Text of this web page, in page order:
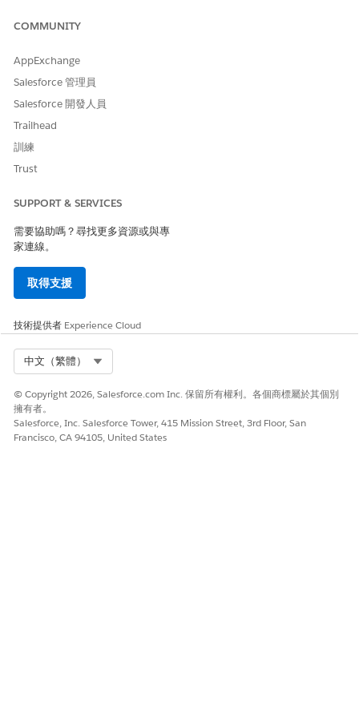
沒有驗證可限制「提供者參與合規性週期」記錄的手動狀態更
標籤可視性來控制這些記錄的存取權。
當提供者參與合規性正在進行中時,建議您避免移轉至
Agentforce Life Sciences Cloud。不過,如果您必須移轉,則會
從舊版系統移轉目前提供者參與合規性資料,例如照護計畫、照
護計畫產品、動作計畫。移轉期間,系統驗證和限制建立或更新
資料。
解除鎖定造訪不會自動將造訪狀態更新為「進行中」。您可以設
在您深入瞭解提供者參與合規性的組態前,請先熟悉功能的命
名。瞭解常用於描述提供者參與合規性的詞彙,包括在整個功能
生命週期中使用的術語。
提供者參與合規性工作流程
使用這些週期來記錄新啟動的觀察值。
設定提供者參與合規性
啟用並設定此功能,讓您的組織為提供者參與合規做好準備。
產生提供者參與合規週期
Salesforce 會根據在相關聯的照護計畫和規範範範本中定義的
組態產生規範週期。
COMMUNITY
AppExchange
Salesforce 管理員
Salesforce 開發人員
Trailhead
訓練
Trust
SUPPORT & SERVICES
需要協助嗎？尋找更多資源或與專
家連線。
取得支援
技術提供者 Experience Cloud
中文（繁體）
© Copyright 2026, Salesforce.com Inc. 保留所有權利。各個商標屬於其個別
擁有者。
Salesforce, Inc. Salesforce Tower, 415 Mission Street, 3rd Floor, San
Francisco, CA 94105, United States